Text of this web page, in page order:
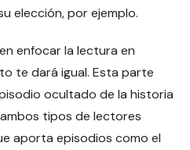
elección, por ejemplo.
enfocar la lectura en
te dará igual. Esta parte
ocultado de la historia
tipos de lectores
aporta episodios como el